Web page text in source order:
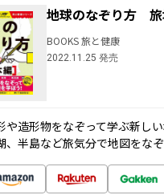
地球のなぞり方
BOOKS 旅と健康
2022.11.25 発売
や造形物をなぞって学ぶ新し
、半島など旅気分で地図をな